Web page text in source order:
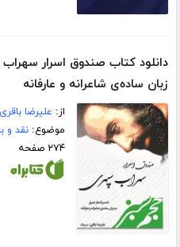
دانلود کتاب صندوق اسرار
زبان ساده‌ی شاعرانه و عارفانه
از: علیرضا باقری
موضوع:نقد و
۲۷۴ صفحه